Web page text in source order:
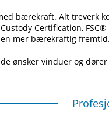
bærekraft. Alt treverk
Certification,
mer bærekraftig fremtid.
ønsker vinduer og